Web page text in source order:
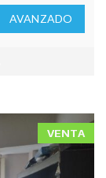
AVANZADO
VENTA